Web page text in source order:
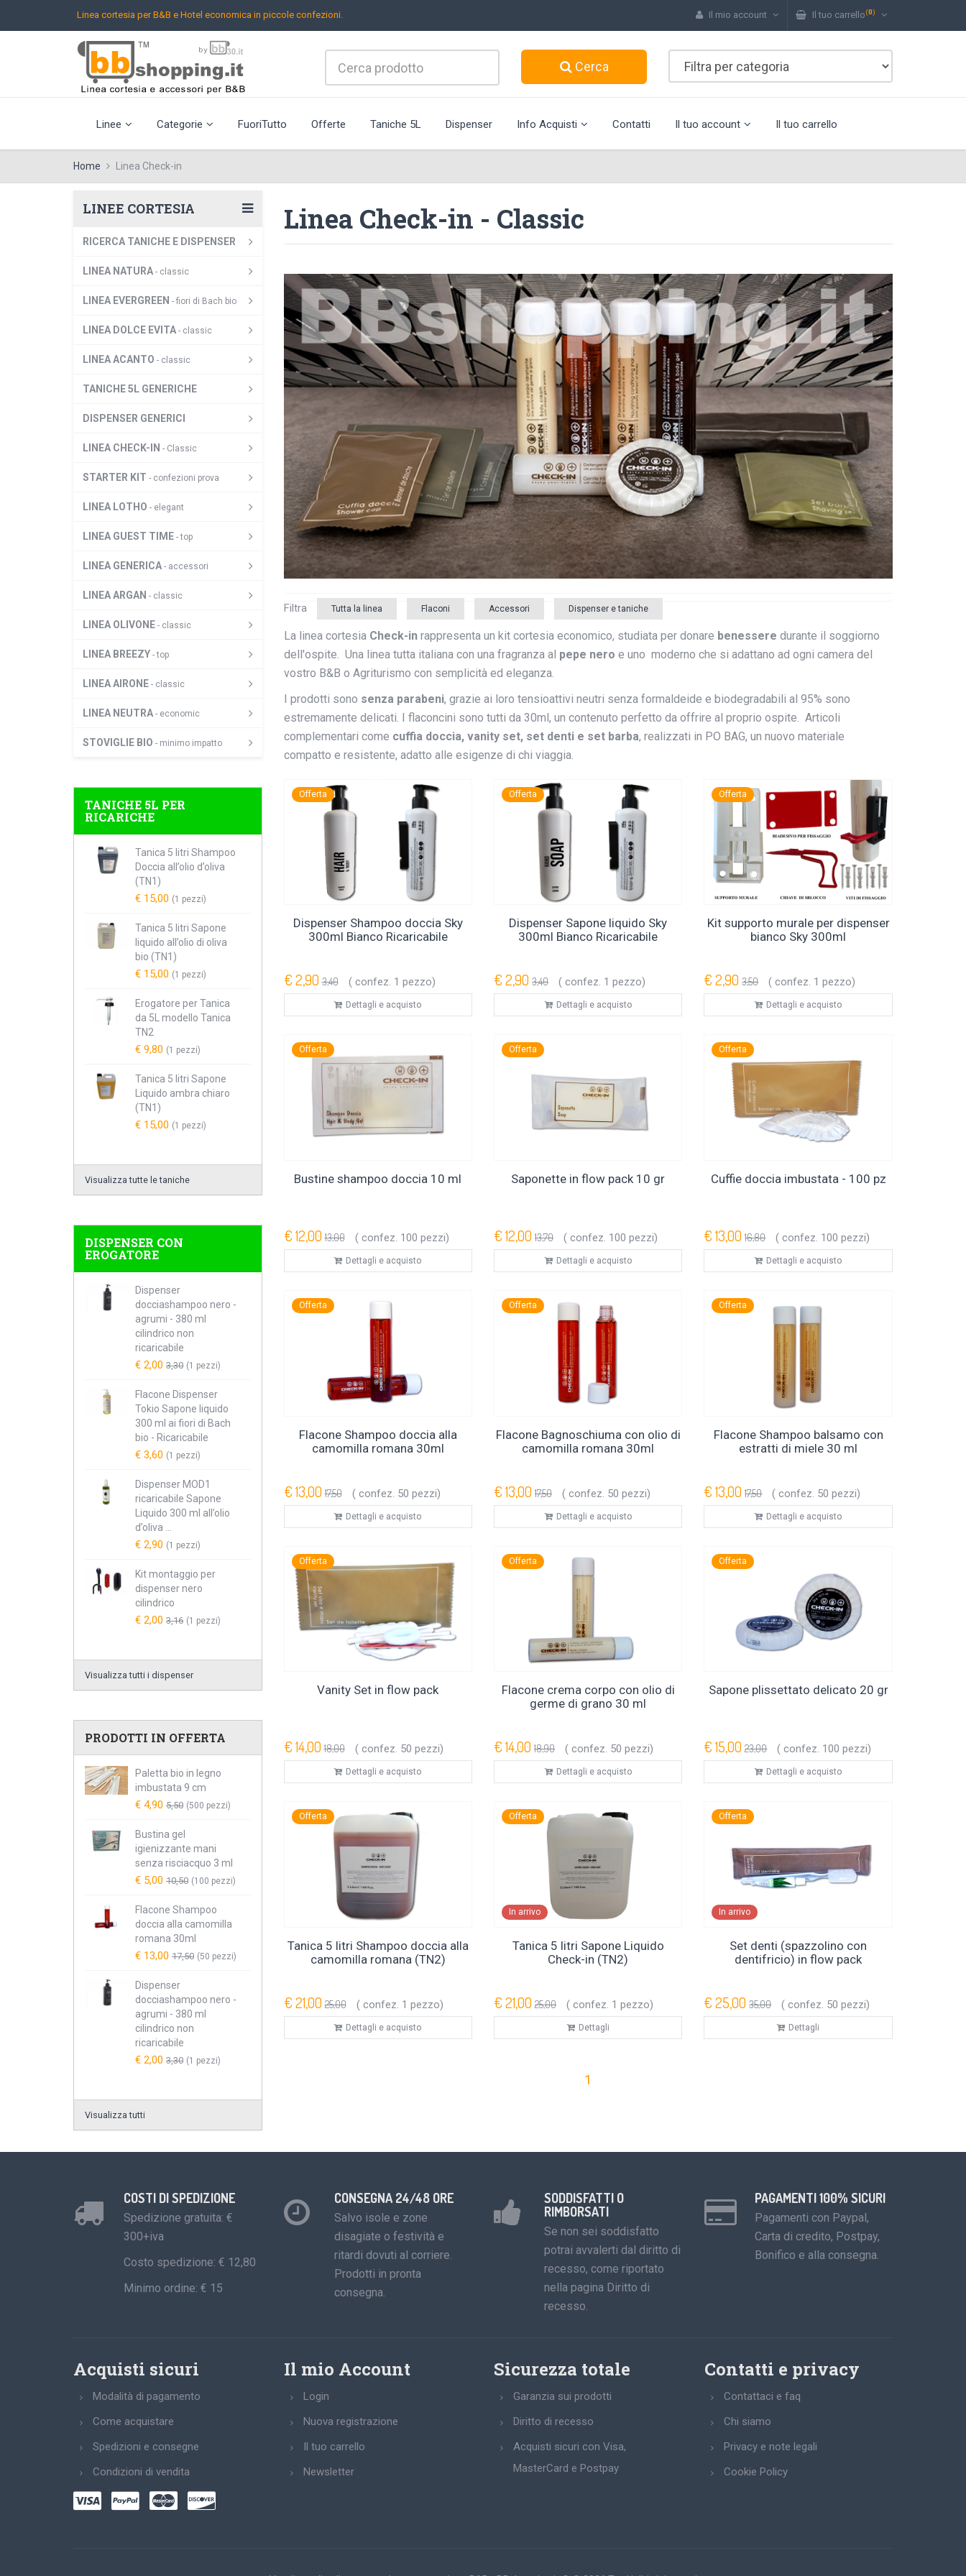
Linea cortesia per B&B e Hotel economica in piccole confezioni. Il mio account Il tuo carrello(0)
Cerca
Linee Categorie FuoriTutto Offerte Taniche 5L Dispenser Info Acquisti Contatti Il tuo account Il tuo carrello
Home Linea Check-in
LINEE CORTESIA
RICERCA TANICHE E DISPENSER
LINEA NATURA - classic
LINEA EVERGREEN - fiori di Bach bio
LINEA DOLCE EVITA - classic
LINEA ACANTO - classic
TANICHE 5L GENERICHE
DISPENSER GENERICI
LINEA CHECK-IN - Classic
STARTER KIT - confezioni prova
LINEA LOTHO - elegant
LINEA GUEST TIME - top
LINEA GENERICA - accessori
LINEA ARGAN - classic
LINEA OLIVONE - classic
LINEA BREEZY - top
LINEA AIRONE - classic
LINEA NEUTRA - economic
STOVIGLIE BIO - minimo impatto
TANICHE 5L PER
RICARICHE
Tanica 5 litri Shampoo
Doccia all’olio d’oliva
(TN1)
€ 15,00 (1 pezzi)
Tanica 5 litri Sapone
liquido all’olio di oliva
bio (TN1)
€ 15,00 (1 pezzi)
Erogatore per Tanica
da 5L modello Tanica
TN2
€ 9,80 (1 pezzi)
Tanica 5 litri Sapone
Liquido ambra chiaro
(TN1)
€ 15,00 (1 pezzi)
Visualizza tutte le taniche
DISPENSER CON
EROGATORE
Dispenser
docciashampoo nero -
agrumi - 380 ml
cilindrico non
ricaricabile
€ 2,00 3,30 (1 pezzi)
Flacone Dispenser
Tokio Sapone liquido
300 ml ai fiori di Bach
bio - Ricaricabile
€ 3,60 (1 pezzi)
Dispenser MOD1
ricaricabile Sapone
Liquido 300 ml all’olio
d’oliva ...
€ 2,90 (1 pezzi)
Kit montaggio per
dispenser nero
cilindrico
€ 2,00 3,16 (1 pezzi)
Visualizza tutti i dispenser
PRODOTTI IN OFFERTA
Paletta bio in legno
imbustata 9 cm
€ 4,90 5,50 (500 pezzi)
Bustina gel
igienizzante mani
senza risciacquo 3 ml
€ 5,00 10,50 (100 pezzi)
Flacone Shampoo
doccia alla camomilla
romana 30ml
€ 13,00 17,50 (50 pezzi)
Dispenser
docciashampoo nero -
agrumi - 380 ml
cilindrico non
ricaricabile
€ 2,00 3,30 (1 pezzi)
Visualizza tutti
Linea Check-in - Classic
Filtra Tutta la linea Flaconi Accessori Dispenser e taniche
La linea cortesia Check-in rappresenta un kit cortesia economico, studiata per donare benessere durante il soggiorno
dell'ospite. Una linea tutta italiana con una fragranza al pepe nero e uno moderno che si adattano ad ogni camera del
vostro B&B o Agriturismo con semplicità ed eleganza.
I prodotti sono senza parabeni, grazie ai loro tensioattivi neutri senza formaldeide e biodegradabili al 95% sono
estremamente delicati. I flaconcini sono tutti da 30ml, un contenuto perfetto da offrire al proprio ospite. Articoli
complementari come cuffia doccia, vanity set, set denti e set barba, realizzati in PO BAG, un nuovo materiale
compatto e resistente, adatto alle esigenze di chi viaggia.
Offerta
Dispenser Shampoo doccia Sky
300ml Bianco Ricaricabile
€ 2,90 3,40 ( confez. 1 pezzo)
Dettagli e acquisto
Offerta
Dispenser Sapone liquido Sky
300ml Bianco Ricaricabile
€ 2,90 3,40 ( confez. 1 pezzo)
Dettagli e acquisto
Offerta
Kit supporto murale per dispenser
bianco Sky 300ml
€ 2,90 3,50 ( confez. 1 pezzo)
Dettagli e acquisto
Offerta
Bustine shampoo doccia 10 ml
€ 12,00 13,00 ( confez. 100 pezzi)
Dettagli e acquisto
Offerta
Saponette in flow pack 10 gr
€ 12,00 13,70 ( confez. 100 pezzi)
Dettagli e acquisto
Offerta
Cuffie doccia imbustata - 100 pz
€ 13,00 16,80 ( confez. 100 pezzi)
Dettagli e acquisto
Offerta
Flacone Shampoo doccia alla
camomilla romana 30ml
€ 13,00 17,50 ( confez. 50 pezzi)
Dettagli e acquisto
Offerta
Flacone Bagnoschiuma con olio di
camomilla romana 30ml
€ 13,00 17,50 ( confez. 50 pezzi)
Dettagli e acquisto
Offerta
Flacone Shampoo balsamo con
estratti di miele 30 ml
€ 13,00 17,50 ( confez. 50 pezzi)
Dettagli e acquisto
Offerta
Vanity Set in flow pack
€ 14,00 18,00 ( confez. 50 pezzi)
Dettagli e acquisto
Offerta
Flacone crema corpo con olio di
germe di grano 30 ml
€ 14,00 18,90 ( confez. 50 pezzi)
Dettagli e acquisto
Offerta
Sapone plissettato delicato 20 gr
€ 15,00 23,00 ( confez. 100 pezzi)
Dettagli e acquisto
Offerta
Tanica 5 litri Shampoo doccia alla
camomilla romana (TN2)
€ 21,00 25,00 ( confez. 1 pezzo)
Dettagli e acquisto
Offerta
In arrivo
Tanica 5 litri Sapone Liquido
Check-in (TN2)
€ 21,00 25,00 ( confez. 1 pezzo)
Dettagli
Offerta
In arrivo
Set denti (spazzolino con
dentifricio) in flow pack
€ 25,00 35,00 ( confez. 50 pezzi)
Dettagli
1
COSTI DI SPEDIZIONE
Spedizione gratuita: €
300+iva
Costo spedizione: € 12,80
Minimo ordine: € 15
CONSEGNA 24/48 ORE
Salvo isole e zone
disagiate o festività e
ritardi dovuti al corriere.
Prodotti in pronta
consegna.
SODDISFATTI O
RIMBORSATI
Se non sei soddisfatto
potrai avvalerti dal diritto di
recesso, come riportato
nella pagina Diritto di
recesso.
PAGAMENTI 100% SICURI
Pagamenti con Paypal,
Carta di credito, Postpay,
Bonifico e alla consegna.
Acquisti sicuri
Modalità di pagamento
Come acquistare
Spedizioni e consegne
Condizioni di vendita
Il mio Account
Login
Nuova registrazione
Il tuo carrello
Newsletter
Sicurezza totale
Garanzia sui prodotti
Diritto di recesso
Acquisti sicuri con Visa,
MasterCard e Postpay
Contatti e privacy
Contattaci e faq
Chi siamo
Privacy e note legali
Cookie Policy